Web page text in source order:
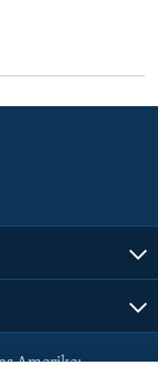
Amerike: